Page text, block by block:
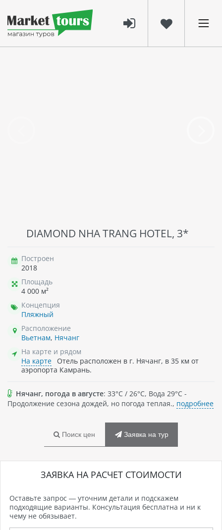
DIAMOND NHA TRANG HOTEL, 3*
Построен
2018
Площадь
4 000 м²
Концепция
Пляжный
Расположение
Вьетнам, Нячанг
На карте и рядом
На карте
Отель расположен в г. Нячанг, в 35 км от
аэропорта Камрань.
Нячанг, погода в августе: 33°C / 26°C, Вода 29°C -
Продолжение сезона дождей, но погода теплая., подробнее
Поиск цен Заявка на тур
ЗАЯВКА НА РАСЧЕТ СТОИМОСТИ
Оставьте запрос — уточним детали и подскажем
подходящие варианты. Консультация бесплатна и ни к
чему не обязывает.